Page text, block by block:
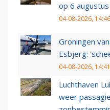
op 6
04-08-2026, 14:46
Groningen
Esbjerg:
04-08-2026, 14:41
Luchthaven
weer